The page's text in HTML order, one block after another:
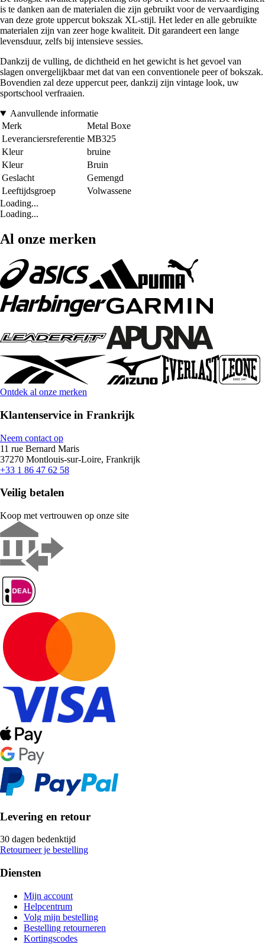
is te danken aan de materialen die zijn gebruikt voor de vervaardiging
van deze grote uppercut bokszak XL-stijl. Het leder en alle gebruikte
materialen zijn van zeer hoge kwaliteit. Dit garandeert een lange
levensduur, zelfs bij intensieve sessies.
Dankzij de vulling, de dichtheid en het gewicht is het gevoel van
slagen onvergelijkbaar met dat van een conventionele peer of bokszak.
Bovendien zal deze uppercut peer, dankzij zijn vintage look, uw
sportschool verfraaien.
Aanvullende informatie
Merk
Metal Boxe
Leveranciersreferentie MB325
Kleur
bruine
Kleur
Bruin
Geslacht
Gemengd
Leeftijdsgroep
Volwassene
Loading...
Loading...
Al onze merken
Ontdek al onze merken
Klantenservice in Frankrijk
Neem contact op
11 rue Bernard Maris
37270 Montlouis-sur-Loire, Frankrijk
+33 1 86 47 62 58
Veilig betalen
Koop met vertrouwen op onze site
Levering en retour
30 dagen bedenktijd
Retourneer je bestelling
Diensten
Mijn account
Helpcentrum
Volg mijn bestelling
Bestelling retourneren
Kortingscodes